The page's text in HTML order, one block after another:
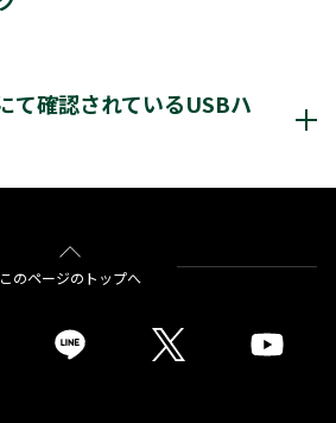
300V3 THD-400V3
使用する際は登録が必要です。新たに登録すると
用として使用する場合、USBハブ（別売）が必
付できません。
ドウが開きます。
て確認されているUSBハ
社
ドウが開きます。
る必要があります。
このページのトップへ